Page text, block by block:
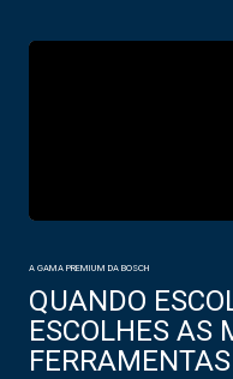
A GAMA PREMIUM DA BOSCH
QUANDO
ESCOLHES AS